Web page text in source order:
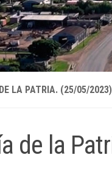
LA PATRIA. (25/05/2023)
de la